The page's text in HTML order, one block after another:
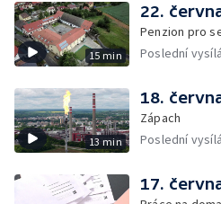
15 min
22.
Penzion pro
Poslední
13 min
18.
Zápach
Poslední
17.